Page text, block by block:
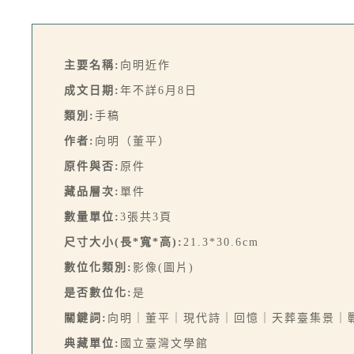
主要名稱: 向明近作
成文日期: 年不詳6月8日
類別: 手稿
作者: 向明（董平）
原件與否: 原件
藏品層次: 單件
數量單位: 3張共3頁
尺寸大小(長*寬*高): 21.3*30.6cm
數位化類別: 影像(圖片)
是否數位化: 是
關鍵詞: 向明｜董平｜現代詩｜回憶｜天葬臺集景｜
典藏單位: 國立臺灣文學館